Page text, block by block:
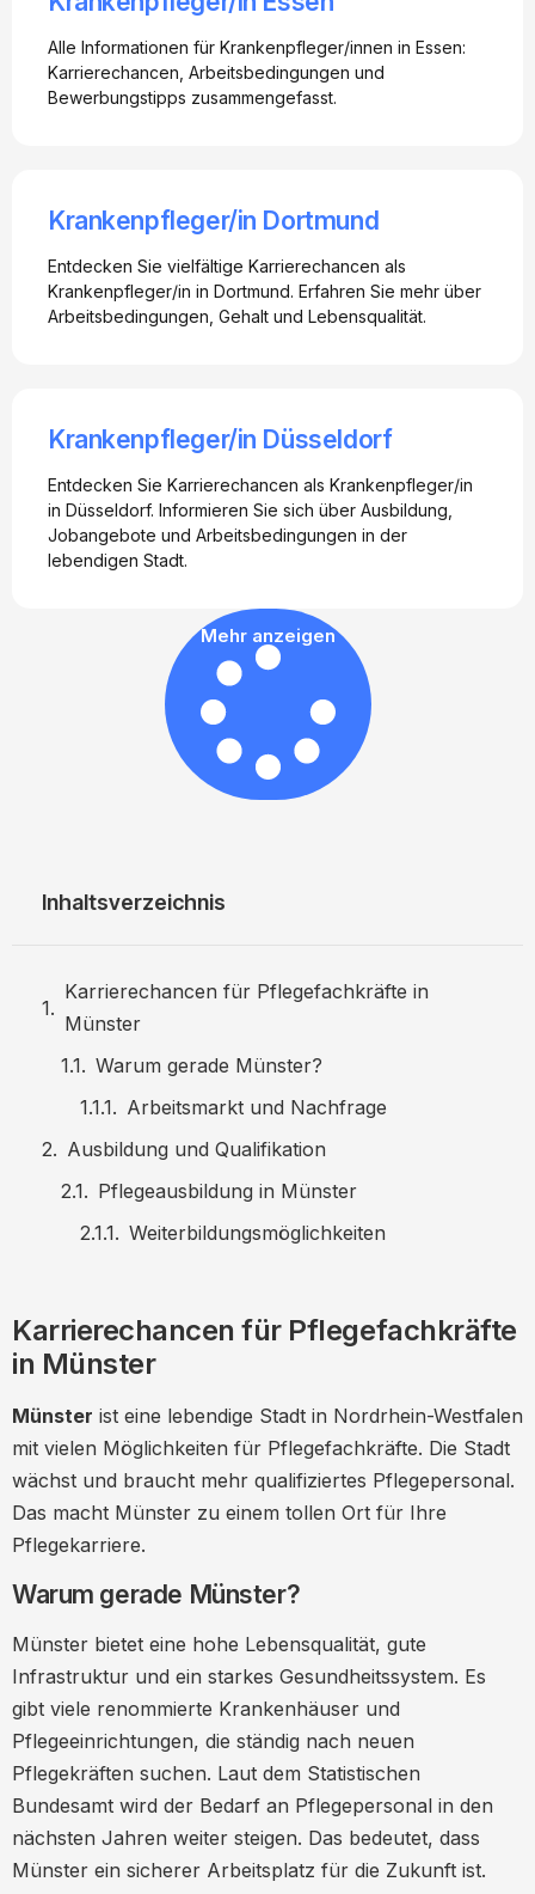
Alle Informationen für Krankenpfleger/innen in Essen:
Karrierechancen, Arbeitsbedingungen und
Bewerbungstipps zusammengefasst.
Krankenpfleger/in Dortmund
Entdecken Sie vielfältige Karrierechancen als
Krankenpfleger/in in Dortmund. Erfahren Sie mehr über
Arbeitsbedingungen, Gehalt und Lebensqualität.
Krankenpfleger/in Düsseldorf
Entdecken Sie Karrierechancen als Krankenpfleger/in
in Düsseldorf. Informieren Sie sich über Ausbildung,
Jobangebote und Arbeitsbedingungen in der
lebendigen Stadt.
Mehr anzeigen
Inhaltsverzeichnis
Karrierechancen für Pflegefachkräfte in
Münster
Warum gerade Münster?
Arbeitsmarkt und Nachfrage
Ausbildung und Qualifikation
Pflegeausbildung in Münster
Weiterbildungsmöglichkeiten
Gehaltsaussichten
Arbeitszeiten und Work-Life-Balance
Wohnen und Freizeit
Bildung und Infrastruktur
Bewerbungsprozess und Tipps
Vorbereitung auf das
Vorstellungsgespräch
Expertenmeinungen und Statistiken
Karrierechancen für Pflegefachkräfte
in Münster
Münster ist eine lebendige Stadt in Nordrhein-Westfalen
mit vielen Möglichkeiten für Pflegefachkräfte. Die Stadt
wächst und braucht mehr qualifiziertes Pflegepersonal.
Das macht Münster zu einem tollen Ort für Ihre
Pflegekarriere.
Warum gerade Münster?
Münster bietet eine hohe Lebensqualität, gute
Infrastruktur und ein starkes Gesundheitssystem. Es
gibt viele renommierte Krankenhäuser und
Pflegeeinrichtungen, die ständig nach neuen
Pflegekräften suchen. Laut dem Statistischen
Bundesamt wird der Bedarf an Pflegepersonal in den
nächsten Jahren weiter steigen. Das bedeutet, dass
Münster ein sicherer Arbeitsplatz für die Zukunft ist.